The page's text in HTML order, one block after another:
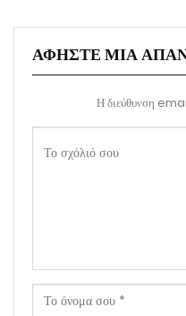
ΑΦΉΣΤΕ ΜΙΑ
Η διεύθυνση